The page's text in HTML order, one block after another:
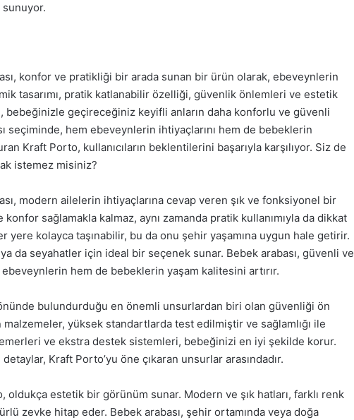
sunuyor.
konfor ve pratikliği bir arada sunan bir ürün olarak, ebeveynlerin
tasarımı, pratik katlanabilir özelliği, güvenlik önlemleri ve estetik
bebeğinizle geçireceğiniz keyifli anların daha konforlu ve güvenli
seçiminde, hem ebeveynlerin ihtiyaçlarını hem de bebeklerin
Kraft Porto, kullanıcıların beklentilerini başarıyla karşılıyor. Siz de
istemez misiniz?
modern ailelerin ihtiyaçlarına cevap veren şık ve fonksiyonel bir
sağlamakla kalmaz, aynı zamanda pratik kullanımıyla da dikkat
yere kolayca taşınabilir, bu da onu şehir yaşamına uygun hale getirir.
da seyahatler için ideal bir seçenek sunar. Bebek arabası, güvenli ve
hem de bebeklerin yaşam kalitesini artırır.
bulundurduğu en önemli unsurlardan biri olan güvenliği ön
malzemeler, yüksek standartlarda test edilmiştir ve sağlamlığı ile
ve ekstra destek sistemleri, bebeğinizi en iyi şekilde korur.
Kraft Porto’yu öne çıkaran unsurlar arasındadır.
oldukça estetik bir görünüm sunar. Modern ve şık hatları, farklı renk
zevke hitap eder. Bebek arabası, şehir ortamında veya doğa